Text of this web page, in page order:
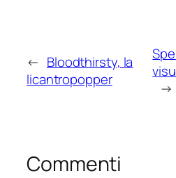
← Bloodthirsty, la
licantropopper
→
Commenti